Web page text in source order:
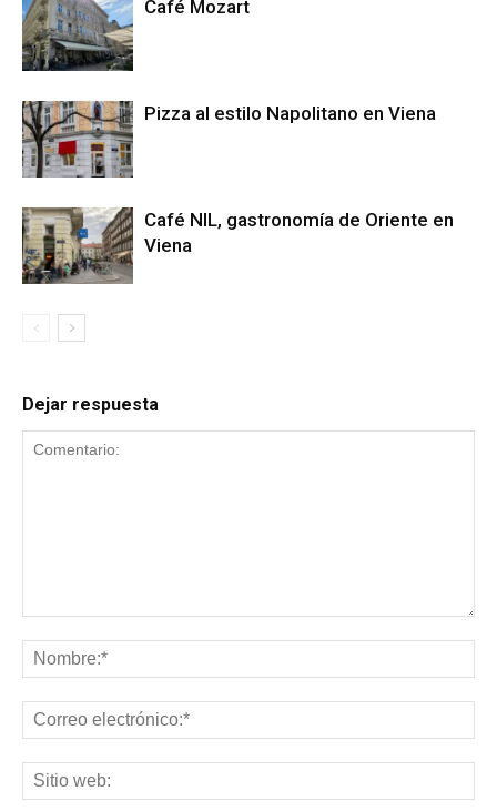
Café Mozart
Pizza al estilo Napolitano en Viena
Café NIL, gastronomía de Oriente en
Viena
Dejar respuesta